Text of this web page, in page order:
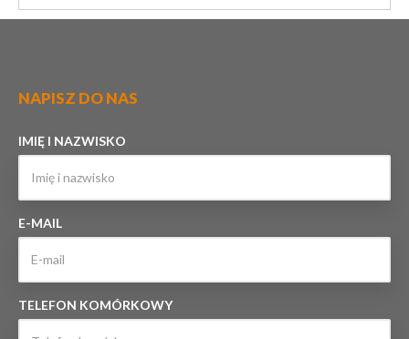
NAPISZ DO NAS
IMIĘ I NAZWISKO
E-MAIL
TELEFON KOMÓRKOWY